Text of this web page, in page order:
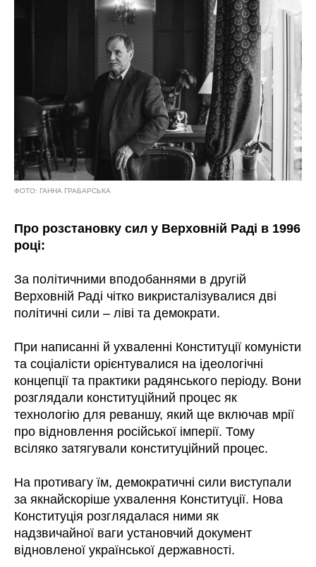
ФОТО: ГАННА ГРАБАРСЬКА
Про розстановку сил у Верховній Раді в 1996
році:
За політичними вподобаннями в другій
Верховній Раді чітко викристалізувалися дві
політичні сили – ліві та демократи.
При написанні й ухваленні Конституції комуністи
та соціалісти орієнтувалися на ідеологічні
концепції та практики радянського періоду. Вони
розглядали конституційний процес як
технологію для реваншу, який ще включав мрії
про відновлення російської імперії. Тому
всіляко затягували конституційний процес.
На противагу їм, демократичні сили виступали
за якнайскоріше ухвалення Конституції. Нова
Конституція розглядалася ними як
надзвичайної ваги установчий документ
відновленої української державності.